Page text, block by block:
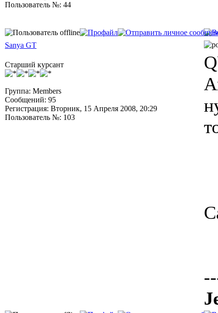
Пользователь №: 44
Sanya GT
Старший курсант
Группа: Members
Сообщений: 95
Регистрация: Вторник, 15 Апреля 2008, 20:29
Пользователь №: 103